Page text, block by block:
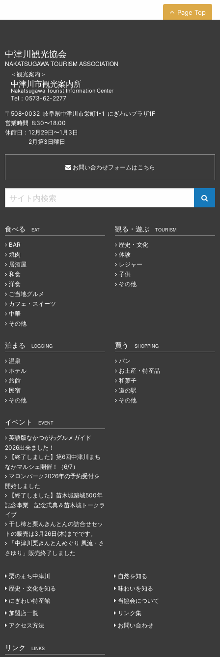
Page Top
中津川観光協会
NAKATSUGAWA TOURISM ASSOCIATION
＜観光案内＞
中津川市観光案内所
Nakatsugawa Tourist Information Center
Tel：0573-62-2277
〒508-0032 岐阜県中津川市栄町1-1 にぎわいプラザ1F
営業時間 8:30〜18:00
休館日：12月29日〜1月3日
2月第3日曜日
お問い合わせフォームはこちら
食べる EAT
BAR
焼肉
居酒屋
和食
洋食
ご当地グルメ
カフェ・スイーツ
中華
その他
観る・遊ぶ TOURISM
歴史・文化
体験
レジャー
子供
その他
泊まる LOGGING
温泉
ホテル
旅館
民宿
その他
買う SHOPPING
パン
お土産・特産品
和菓子
道の駅
その他
イベント EVENT
英語版なかつがわグルメガイド
2026出来ました！
【終了しました】第6回中津川まち
なかマルシェ開催！（6/7）
マロンパーク2026年の予約受付を
開始しました
【終了しました】苗木城築城500年
記念事業 記念式典＆苗木城トークラ
イブ
干し柿と栗んきんとんの詰合せセッ
トの販売は3月26日(木)までです。
「中津川栗きんとんめぐり 風流・さ
さゆり」販売終了しました
栗のまち中津川
自然を知る
歴史・文化を知る
味わいを知る
にぎわい特産館
当協会について
加盟店一覧
リンク集
アクセス方法
お問い合わせ
リンク LINKS